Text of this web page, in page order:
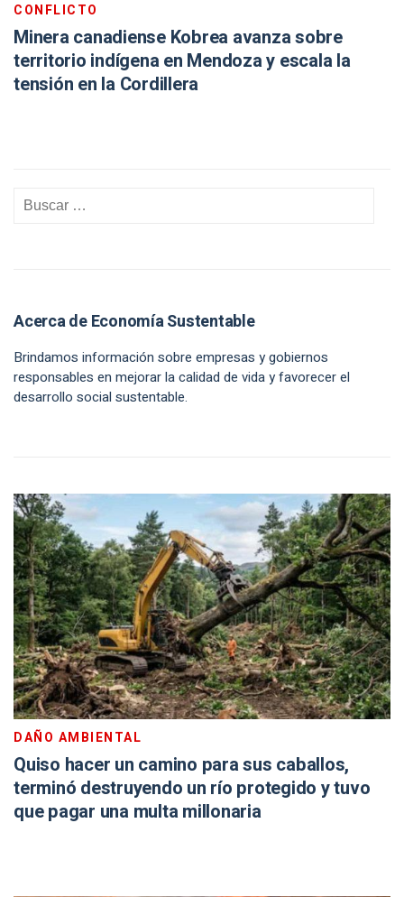
CONFLICTO
Minera canadiense Kobrea avanza sobre
territorio indígena en Mendoza y escala la
tensión en la Cordillera
Acerca de Economía Sustentable
Brindamos información sobre empresas y gobiernos
responsables en mejorar la calidad de vida y favorecer el
desarrollo social sustentable.
DAÑO AMBIENTAL
Quiso hacer un camino para sus caballos,
terminó destruyendo un río protegido y tuvo
que pagar una multa millonaria